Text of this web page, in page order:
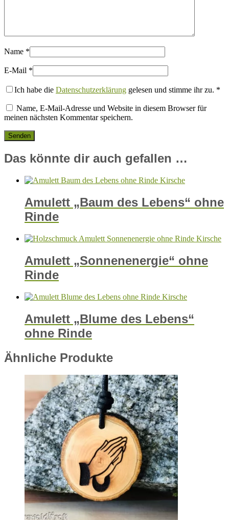
Name *
E-Mail *
Ich habe die Datenschutzerklärung gelesen und stimme ihr zu. *
Name, E-Mail-Adresse und Website in diesem Browser für
meinen nächsten Kommentar speichern.
Das könnte dir auch gefallen …
Amulett „Baum des Lebens“ ohne
Rinde
Amulett „Sonnenenergie“ ohne
Rinde
Amulett „Blume des Lebens“
ohne Rinde
Ähnliche Produkte